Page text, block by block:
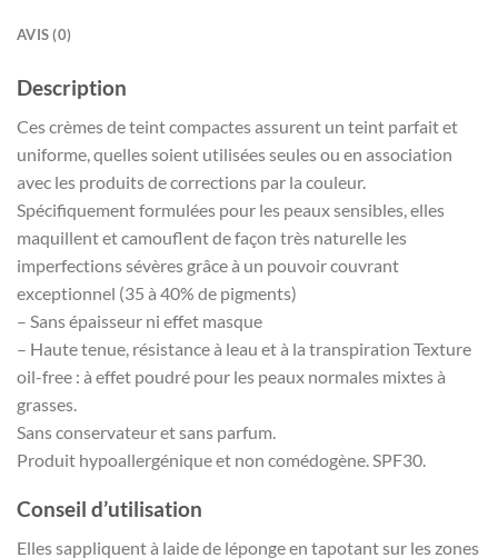
AVIS (0)
Description
Ces crèmes de teint compactes assurent un teint parfait et
uniforme, quelles soient utilisées seules ou en association
avec les produits de corrections par la couleur.
Spécifiquement formulées pour les peaux sensibles, elles
maquillent et camouflent de façon très naturelle les
imperfections sévères grâce à un pouvoir couvrant
exceptionnel (35 à 40% de pigments)
– Sans épaisseur ni effet masque
– Haute tenue, résistance à leau et à la transpiration Texture
oil-free : à effet poudré pour les peaux normales mixtes à
grasses.
Sans conservateur et sans parfum.
Produit hypoallergénique et non comédogène. SPF30.
Conseil d’utilisation
Elles sappliquent à laide de léponge en tapotant sur les zones